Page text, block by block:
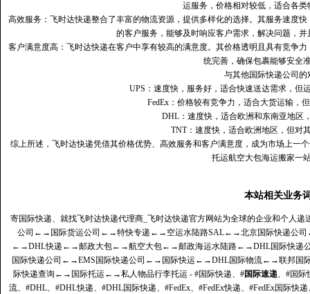
运服务，价格相对较低，适合各
高效服务：飞时达快递整合了丰富的物流资源，提供多样化的选择。其服务速度
的客户服务，能够及时响应客户需求，解决问题，
客户满意度高‌：飞时达快递在客户中享有较高的满意度。其价格透明且具有竞争
统完善，确保包裹能够安全
与其他国际快递公司的
UPS：速度快，服务好，适合快速送达需求，但
FedEx：价格较有竞争力，适合大货运输，
DHL：速度快，适合欧洲和东南亚地区
TNT：速度快，适合欧洲地区，但对
综上所述，飞时达快递凭借其价格优势、高效服务和客户满意度，成为市场上一
托运航空大包海运搬家一
本站相关业务
寄国际快递、就找飞时达快递代理商_飞时达快递官方网站为全球的企业和个人递
公司 ←→ 国际货运公司 ←→特快专递 ←→ 空运水陆路SAL←→北京国际快递公司
←→DHL快递 ←→邮政大包←→航空大包←→邮政海运水陆路←→DHL国际快递
国际快递公司 ←→EMS国际快递公司 ←→ 国际快运←→DHL国际物流←→联邦国
际快递查询 ←→ 国际托运←→私人物品行李托运 - #国际快递、#国际速递、#国际
流、#DHL、#DHL快递、#DHL国际快递、#FedEx、#FedEx快递、#FedEx国际快